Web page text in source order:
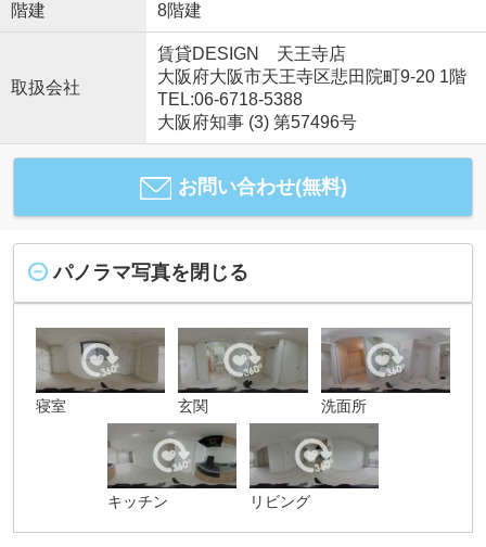
階建 8階建
取扱会社
賃貸DESIGN 天王寺店
大阪府大阪市天王寺区悲田院町9-20 1階
TEL:06-6718-5388
大阪府知事 (3) 第57496号
お問い合わせ(無料)
パノラマ写真を閉じる
寝室 玄関 洗面所
キッチン リビング